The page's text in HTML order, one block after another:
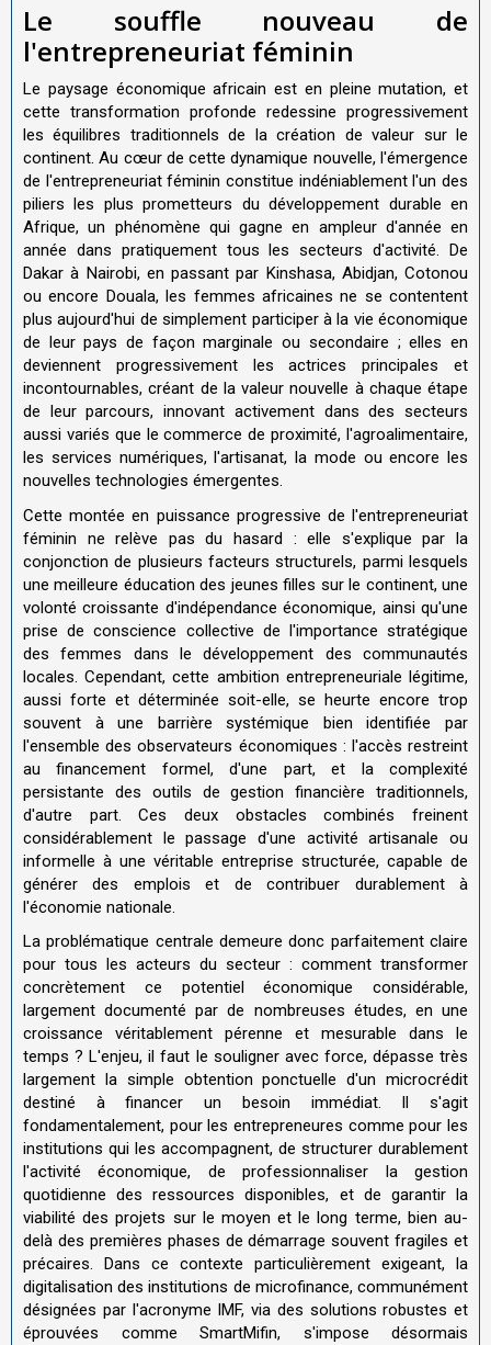
Le souffle nouveau de
l'entrepreneuriat féminin
Le paysage économique africain est en pleine mutation, et
cette transformation profonde redessine progressivement
les équilibres traditionnels de la création de valeur sur le
continent. Au cœur de cette dynamique nouvelle, l'émergence
de l'entrepreneuriat féminin constitue indéniablement l'un des
piliers les plus prometteurs du développement durable en
Afrique, un phénomène qui gagne en ampleur d'année en
année dans pratiquement tous les secteurs d'activité. De
Dakar à Nairobi, en passant par Kinshasa, Abidjan, Cotonou
ou encore Douala, les femmes africaines ne se contentent
plus aujourd'hui de simplement participer à la vie économique
de leur pays de façon marginale ou secondaire ; elles en
deviennent progressivement les actrices principales et
incontournables, créant de la valeur nouvelle à chaque étape
de leur parcours, innovant activement dans des secteurs
aussi variés que le commerce de proximité, l'agroalimentaire,
les services numériques, l'artisanat, la mode ou encore les
nouvelles technologies émergentes.
Cette montée en puissance progressive de l'entrepreneuriat
féminin ne relève pas du hasard : elle s'explique par la
conjonction de plusieurs facteurs structurels, parmi lesquels
une meilleure éducation des jeunes filles sur le continent, une
volonté croissante d'indépendance économique, ainsi qu'une
prise de conscience collective de l'importance stratégique
des femmes dans le développement des communautés
locales. Cependant, cette ambition entrepreneuriale légitime,
aussi forte et déterminée soit-elle, se heurte encore trop
souvent à une barrière systémique bien identifiée par
l'ensemble des observateurs économiques : l'accès restreint
au financement formel, d'une part, et la complexité
persistante des outils de gestion financière traditionnels,
d'autre part. Ces deux obstacles combinés freinent
considérablement le passage d'une activité artisanale ou
informelle à une véritable entreprise structurée, capable de
générer des emplois et de contribuer durablement à
l'économie nationale.
La problématique centrale demeure donc parfaitement claire
pour tous les acteurs du secteur : comment transformer
concrètement ce potentiel économique considérable,
largement documenté par de nombreuses études, en une
croissance véritablement pérenne et mesurable dans le
temps ? L'enjeu, il faut le souligner avec force, dépasse très
largement la simple obtention ponctuelle d'un microcrédit
destiné à financer un besoin immédiat. Il s'agit
fondamentalement, pour les entrepreneures comme pour les
institutions qui les accompagnent, de structurer durablement
l'activité économique, de professionnaliser la gestion
quotidienne des ressources disponibles, et de garantir la
viabilité des projets sur le moyen et le long terme, bien au-
delà des premières phases de démarrage souvent fragiles et
précaires. Dans ce contexte particulièrement exigeant, la
digitalisation des institutions de microfinance, communément
désignées par l'acronyme IMF, via des solutions robustes et
éprouvées comme SmartMifin, s'impose désormais